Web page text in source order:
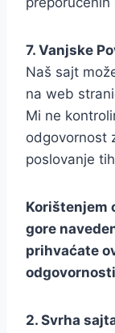
7. Vanjske
Naš sajt
na web
Mi ne
odgovornost
poslovanje
Korištenjem
gore
prihvaćate
2. Svrha